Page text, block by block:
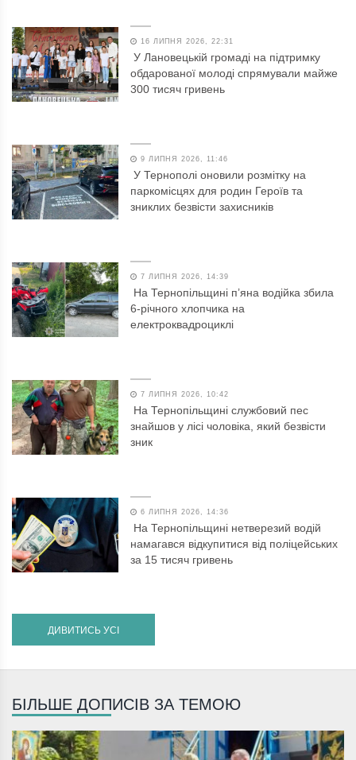
16 ЛИПНЯ 2026, 22:31
У Лановецькій громаді на підтримку
обдарованої молоді спрямували майже
300 тисяч гривень
9 ЛИПНЯ 2026, 11:46
У Тернополі оновили розмітку на
паркомісцях для родин Героїв та
зниклих безвісти захисників
7 ЛИПНЯ 2026, 14:39
На Тернопільщині п’яна водійка збила
6-річного хлопчика на
електроквадроциклі
7 ЛИПНЯ 2026, 10:42
На Тернопільщині службовий пес
знайшов у лісі чоловіка, який безвісти
зник
6 ЛИПНЯ 2026, 14:36
На Тернопільщині нетверезий водій
намагався відкупитися від поліцейських
за 15 тисяч гривень
ДИВИТИСЬ УСІ
БІЛЬШЕ ДОПИСІВ ЗА ТЕМОЮ